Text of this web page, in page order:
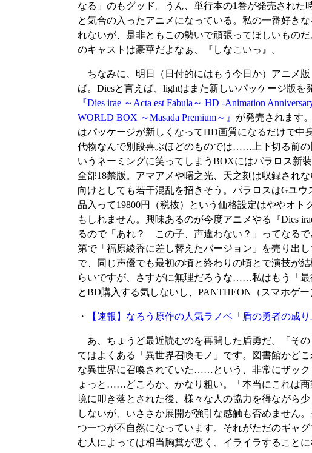
なる」のもグッド。うん、単行本の1巻が発売され
と気合の入ったアニメになっている。私の一番好き
れないが、是非ともこの勢いで頑張ってほしいものだ
のキャストは豪華だよなぁ、『しなこいっ』。
ちなみに、明日（日付的にはもう今日か）アニメ
ば。Diesと言えば、lightはまた新しいパッケージ版
『Dies irae ～Acta est Fabula～ HD -Animation
WORLD BOX ～Masada Premium～』 が発売されます
はパッケージが新しくなってHD画質になるだけで
代物なんで別段喜ぶほどのものでは……上下切る前の
いうネーミングに笑ってしまうBOXにはパラロス新
全部18禁版。アマアメや曙之光、天之刻は収録され
向けとしても若干混乱を招きそう。パラロスはGユ
品入って19800円（税抜）という価格設定はややオ
もしれません。興味あるのが今度アニメやる『Dies
るので「あれ？ この子、声違わない？」ってなる
第で「福原綾香に差し替えたバージョン」を売り出
で、同じ声優でも最初の頃と終わりの頃とで演技が
らいですが、さすがに無理だろうな……私はもう「
とBD購入する気しないし、PANTHEON（スマホゲ
・ 【速報】なろう原作の人気ラノベ「盾の勇者の
あ、ちょうど最近読むのを再開した盾勇だ。「そ
てはよくある「異世界召喚モノ」です。図書館かど
な異世界に召喚されていた……という、非常にザック
ょっと……どころか、かなり粗い。「本当にこれは
境に叩き落とされた後、様々な人の協力を得ながら
しないが、いささか展開が強引な感触も否めません
つ一つが不自然になっています。それがただのギャ
む人によっては相当胸糞が悪く、イライラすることに